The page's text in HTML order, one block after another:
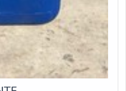
é segura no segmento
e análises de água, solo e
a satisfação da venda à
na qualidade. Tem uma
com embasamento técnico
que estão esperando seu
as suas dúvidas e melhor